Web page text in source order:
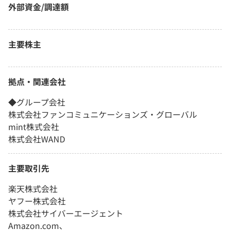
外部資金/調達額
主要株主
拠点・関連会社
◆グループ会社
株式会社ファンコミュニケーションズ・グローバル
mint株式会社
株式会社WAND
主要取引先
楽天株式会社
ヤフー株式会社
株式会社サイバーエージェント
Amazon.com、